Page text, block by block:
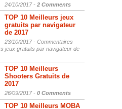
24/10/2017 - 2 Comments
TOP 10 Meilleurs jeux
gratuits par navigateur
de 2017
23/10/2017 - Commentaires
jeux gratuits par navigateur de
TOP 10 Meilleurs
Shooters Gratuits de
2017
26/09/2017 - 0 Comments
TOP 10 Meilleurs MOBA